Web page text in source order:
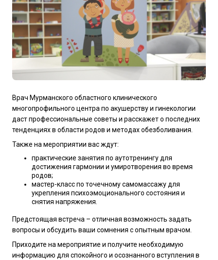
Врач Мурманского областного клинического
многопрофильного центра по акушерству и гинекологии
даст профессиональные советы и расскажет о последних
тенденциях в области родов и методах обезболивания.
Также на мероприятии вас ждут:
практические занятия по аутотренингу для
достижения гармонии и умиротворения во время
родов;
мастер-класс по точечному самомассажу для
укрепления психоэмоционального состояния и
снятия напряжения.
Предстоящая встреча – отличная возможность задать
вопросы и обсудить ваши сомнения с опытным врачом.
Приходите на мероприятие и получите необходимую
информацию для спокойного и осознанного вступления в